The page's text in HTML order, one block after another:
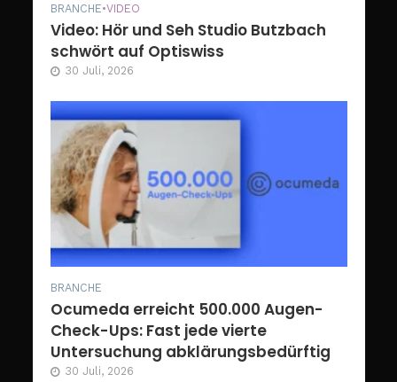
BRANCHE•VIDEO
Video: Hör und Seh Studio Butzbach
schwört auf Optiswiss
30 Juli, 2026
BRANCHE
Ocumeda erreicht 500.000 Augen-
Check-Ups: Fast jede vierte
Untersuchung abklärungsbedürftig
30 Juli, 2026